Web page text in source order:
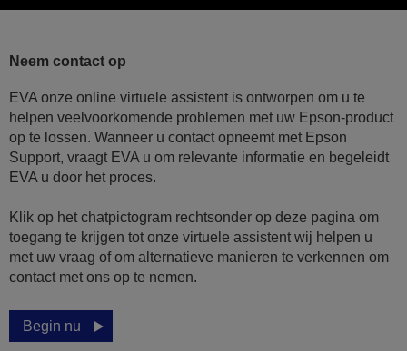
Neem contact op
EVA onze online virtuele assistent is ontworpen om u te
helpen veelvoorkomende problemen met uw Epson-product
op te lossen. Wanneer u contact opneemt met Epson
Support, vraagt EVA u om relevante informatie en begeleidt
EVA u door het proces.
Klik op het chatpictogram rechtsonder op deze pagina om
toegang te krijgen tot onze virtuele assistent wij helpen u
met uw vraag of om alternatieve manieren te verkennen om
contact met ons op te nemen.
Begin nu